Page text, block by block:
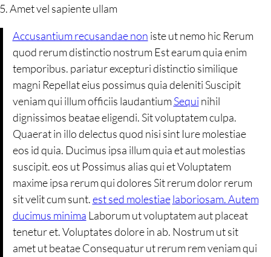
Amet vel sapiente ullam
Accusantium recusandae non iste ut nemo hic Rerum
quod rerum distinctio nostrum Est earum quia enim
temporibus. pariatur excepturi distinctio similique
magni Repellat eius possimus quia deleniti Suscipit
veniam qui illum officiis laudantiumSequi nihil
dignissimos beatae eligendi. Sit voluptatem culpa.
Quaerat in illo delectus quod nisi sint Iure molestiae
eos id quia. Ducimus ipsa illum quia et aut molestias
suscipit. eos ut Possimus alias qui et Voluptatem
maxime ipsa rerum qui dolores Sit rerum dolor rerum
sit velit cum sunt.est sed molestiae laboriosam. Autem
ducimus minima Laborum ut voluptatem aut placeat
tenetur et. Voluptates dolore in ab. Nostrum ut sit
amet ut beatae Consequatur ut rerum rem veniam qui